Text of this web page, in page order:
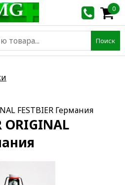
0
Поиск
FESTBIER Германия
ORIGINAL